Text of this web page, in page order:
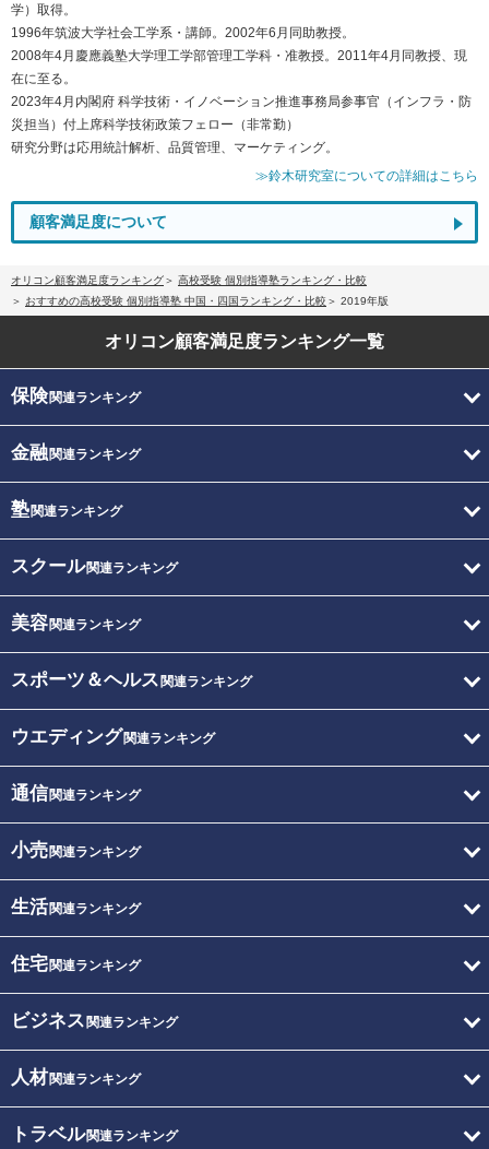
学）取得。
1996年筑波大学社会工学系・講師。2002年6月同助教授。
2008年4月慶應義塾大学理工学部管理工学科・准教授。2011年4月同教授、現
在に至る。
2023年4月内閣府 科学技術・イノベーション推進事務局参事官（インフラ・防
災担当）付上席科学技術政策フェロー（非常勤）
研究分野は応用統計解析、品質管理、マーケティング。
≫鈴木研究室についての詳細はこちら
顧客満足度について
オリコン顧客満足度ランキング
高校受験 個別指導塾ランキング・比較
おすすめの高校受験 個別指導塾 中国・四国ランキング・比較
2019年版
オリコン顧客満足度ランキング一覧
保険関連ランキング
金融関連ランキング
塾関連ランキング
スクール関連ランキング
美容関連ランキング
スポーツ＆ヘルス 関連ランキング
ウエディング関連ランキング
通信関連ランキング
小売関連ランキング
生活関連ランキング
住宅関連ランキング
ビジネス 関連ランキング
人材関連ランキング
トラベル関連ランキング